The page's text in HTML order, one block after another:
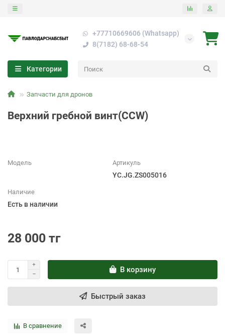
+77710669606 (Whatsapp)
8(7182) 68-68-54
Категории
Запчасти для дронов
Верхний гребной винт(CCW)
Модель Артикуль
YC.JG.ZS005016
Наличие
Есть в наличии
28 000 тг
В корзину
Быстрый заказ
В сравнение